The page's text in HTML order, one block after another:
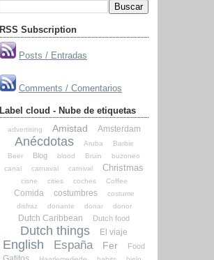
RSS Subscription
Posts / Entradas
Comments / Comentarios
Label cloud - Nube de etiquetas
advertising Amistad Amsterdam
Anécdotas Aruba
Barbie
Beer
Blog blood Bruin
buzoneo
canal
carnaval carnival Christmas
cisne cities coches Coffee
Comida costumbres
costume
disfraz
donante donar donor
Dutch Caribbean Dutch food
Dutch things El viaje
English España Fer Food